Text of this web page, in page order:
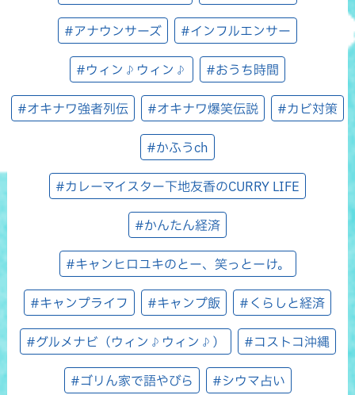
#アナウンサーズ #インフルエンサー
#ウィン♪ウィン♪ #おうち時間
#オキナワ強者列伝 #オキナワ爆笑伝説 #カビ対策
#かふうch
#カレーマイスター下地友香のCURRY LIFE
#かんたん経済
#キャンヒロユキのとー、笑っとーけ。
#キャンプライフ #キャンプ飯 #くらしと経済
#グルメナビ（ウィン♪ウィン♪） #コストコ沖縄
#ゴリん家で語やびら #シウマ占い